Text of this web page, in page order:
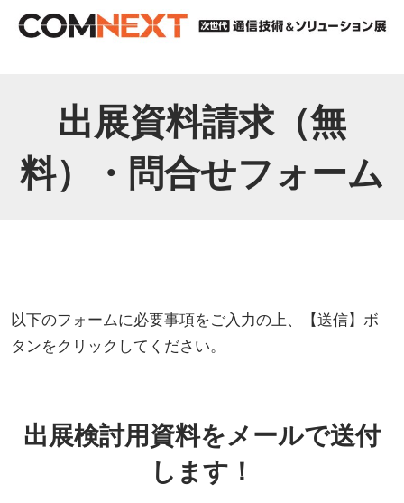
出展資料請求（無
料）・問合せフォーム
以下のフォームに必要事項をご入力の上、【送信】ボ
タンをクリックしてください。
出展検討用資料をメールで送付
します！